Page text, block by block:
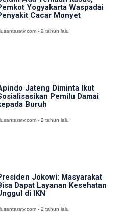
Yogyakarta Waspadai
Cacar Monyet
- 2 tahun lalu
Jateng Diminta Ikut
Pemilu Damai
Buruh
- 2 tahun lalu
Jokowi: Masyarakat
Dapat Layanan Kesehatan
di IKN
- 2 tahun lalu